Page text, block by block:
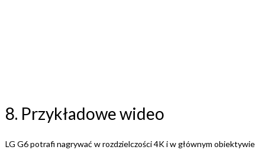
8. Przykładowe wideo
LG G6 potrafi nagrywać w rozdzielczości 4K i w głównym obiektywie